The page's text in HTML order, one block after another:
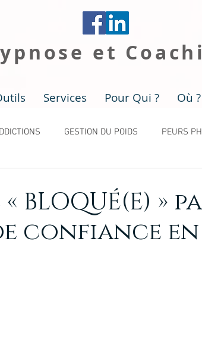
et
Services Pour Qui ? Où ?
GESTION DU POIDS PEURS
« BLOQUÉ(E) »
confiance